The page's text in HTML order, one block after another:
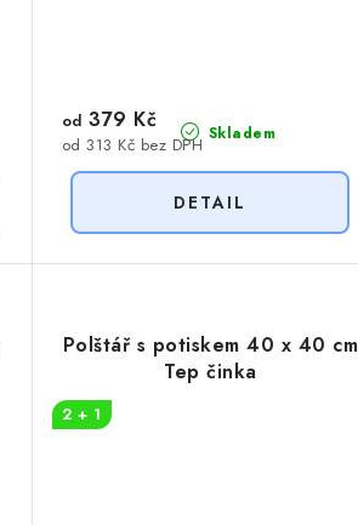
Skladem
od 313 Kč bez DPH
od 379 Kč
Polštář s potiskem 40 x 40 cm
Tep činka
2 + 1